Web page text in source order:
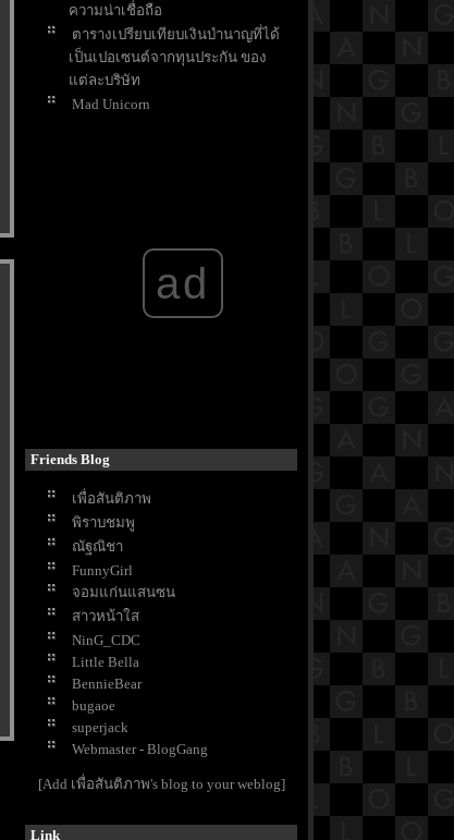
ความน่าเชื่อถือ
ตารางเปรียบเทียบเงินบำนาญที่ได้
เป็นเปอเซนต์จากทุนประกัน ของ
ต่ละบริษัท
Mad Unicorn
My lovely liar
The Starry Love
The Vault
Shining Just For You
Unlocked
รักหนูมั้
Just Like Heaven
Plane
The Last of Us
Timeline การงานของ Santanat
Thai Massage
Chaos Walking
The Glory
The Menu
Reborn Rich
Avatar The Way Of Water
Wednesday
ดร์
ad
Friends Blog
เพื่อสันติภาพ
พิราบชมพู
ณัฐณิชา
FunnyGirl
จอมแก่นแสนซน
สาวหน้าใส
NinG_CDC
Little Bella
BennieBear
bugaoe
superjack
Webmaster - BlogGang
[Add เพื่อสันติภาพ's blog to your weblog]
Link